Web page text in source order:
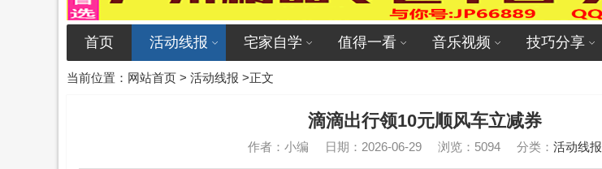
首页 活动线报 宅家自学 值得一看 音乐视频 技巧分享
当前位置： 网站首页 > 活动线报 >正文
滴滴出行领10元顺风车立减券
作者：小编 日期：2026-06-29 浏览：5094 分类：活动线报